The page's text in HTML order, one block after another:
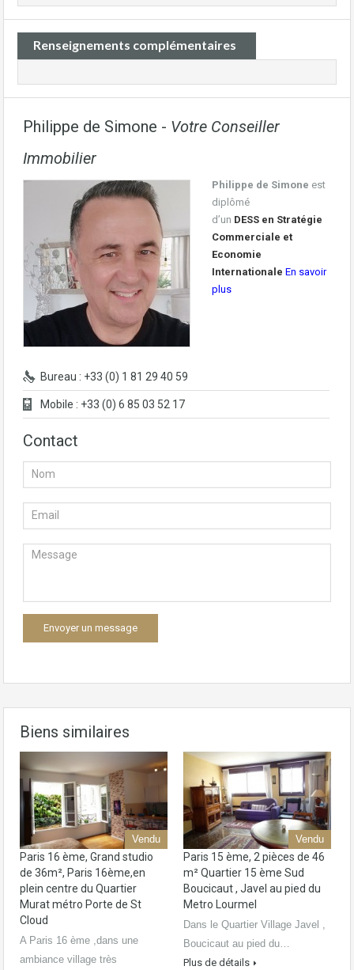
Renseignements complémentaires
Philippe de Simone - Votre Conseiller
Immobilier
Bureau : +33 (0) 1 81 29 40 59
Mobile : +33 (0) 6 85 03 52 17
Philippe de Simone est
diplômé
d’un DESS en Stratégie
Commerciale et
Economie
Internationale En savoir
plus
Contact
Biens similaires
Vendu
Paris 16 ème, Grand studio
de 36m², Paris 16ème,en
plein centre du Quartier
Murat métro Porte de St
Cloud
A Paris 16 ème ,dans une
ambiance village très
Vendu
Paris 15 ème, 2 pièces de 46
m² Quartier 15 ème Sud
Boucicaut , Javel au pied du
Metro Lourmel
Dans le Quartier Village Javel ,
Boucicaut au pied du…
Plus de détails